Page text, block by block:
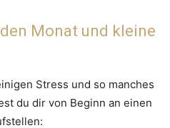
Monat und kleine
Stress und so manches
du dir von Beginn an einen